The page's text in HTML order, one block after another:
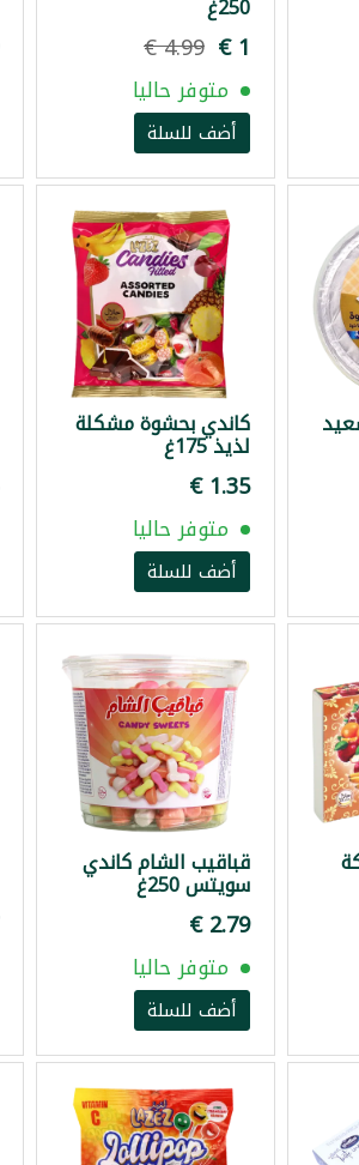
250غ
متوفر حاليا
أضف للسلة
كاندي بحشوة مشكلة
لذيذ 175غ
متوفر حاليا
أضف للسلة
قباقيب الشام كاندي
سويتس 250غ
متوفر حاليا
أضف للسلة